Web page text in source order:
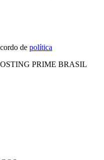
de política
PRIME BRASIL